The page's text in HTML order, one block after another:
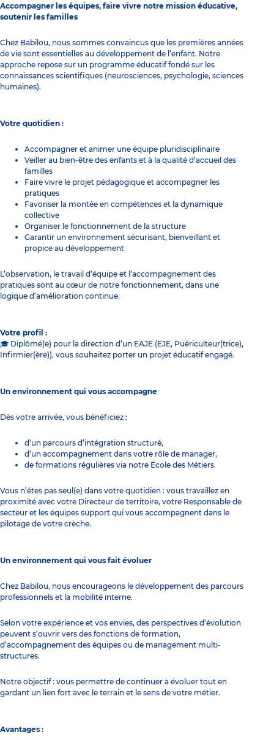
Accompagner les équipes, faire vivre notre mission éducative,
soutenir les familles
Chez Babilou, nous sommes convaincus que les premières années
de vie sont essentielles au développement de l’enfant. Notre
approche repose sur un programme éducatif fondé sur les
connaissances scientifiques (neurosciences, psychologie, sciences
humaines).
Votre quotidien :
Accompagner et animer une équipe pluridisciplinaire
Veiller au bien-être des enfants et à la qualité d’accueil des
familles
Faire vivre le projet pédagogique et accompagner les
pratiques
Favoriser la montée en compétences et la dynamique
collective
Organiser le fonctionnement de la structure
Garantir un environnement sécurisant, bienveillant et
propice au développement
L’observation, le travail d’équipe et l’accompagnement des
pratiques sont au cœur de notre fonctionnement, dans une
logique d’amélioration continue.
Votre profil :
🎓 Diplômé(e) pour la direction d’un EAJE (EJE, Puériculteur(trice),
Infirmier(ère)), vous souhaitez porter un projet éducatif engagé.
Un environnement qui vous accompagne
Dès votre arrivée, vous bénéficiez :
d’un parcours d’intégration structuré,
d’un accompagnement dans votre rôle de manager,
de formations régulières via notre École des Métiers.
Vous n’êtes pas seul(e) dans votre quotidien : vous travaillez en
proximité avec votre Directeur de territoire, votre Responsable de
secteur et les équipes support qui vous accompagnent dans le
pilotage de votre crèche.
Un environnement qui vous fait évoluer
Chez Babilou, nous encourageons le développement des parcours
professionnels et la mobilité interne.
Selon votre expérience et vos envies, des perspectives d’évolution
peuvent s’ouvrir vers des fonctions de formation,
d’accompagnement des équipes ou de management multi-
structures.
Notre objectif : vous permettre de continuer à évoluer tout en
gardant un lien fort avec le terrain et le sens de votre métier.
Avantages :